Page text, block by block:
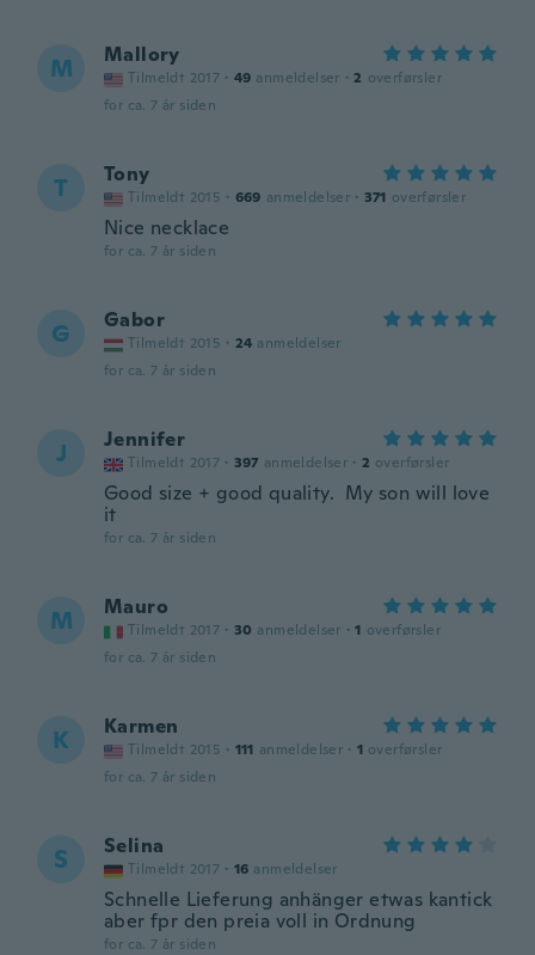
M Mallory
Tilmeldt 2017 · 49 anmeldelser · 2 overførsler
for ca. 7 år siden
T Tony
Tilmeldt 2015 · 669 anmeldelser · 371 overførsler
Nice necklace
for ca. 7 år siden
G Gabor
Tilmeldt 2015 · 24 anmeldelser
for ca. 7 år siden
J Jennifer
Tilmeldt 2017 · 397 anmeldelser · 2 overførsler
Good size + good quality. My son will love
it
for ca. 7 år siden
M Mauro
Tilmeldt 2017 · 30 anmeldelser · 1 overførsler
for ca. 7 år siden
K Karmen
Tilmeldt 2015 · 111 anmeldelser · 1 overførsler
for ca. 7 år siden
S Selina
Tilmeldt 2017 · 16 anmeldelser
Schnelle Lieferung anhänger etwas kantick
aber fpr den preia voll in Ordnung
for ca. 7 år siden